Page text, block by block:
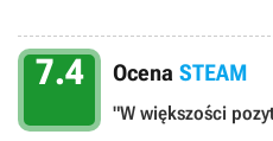
7.4 Ocena STEAM
"W większości